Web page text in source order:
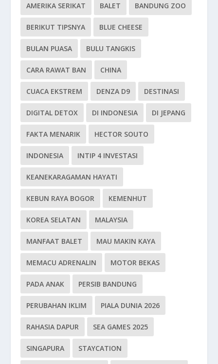
AMERIKA SERIKAT BALET BANDUNG ZOO
BERIKUT TIPSNYA BLUE CHEESE
BULAN PUASA BULU TANGKIS
CARA RAWAT BAN CHINA
CUACA EKSTREM DENZA D9 DESTINASI
DIGITAL DETOX DI INDONESIA DI JEPANG
FAKTA MENARIK HECTOR SOUTO
INDONESIA INTIP 4 INVESTASI
KEANEKARAGAMAN HAYATI
KEBUN RAYA BOGOR KEMENHUT
KOREA SELATAN MALAYSIA
MANFAAT BALET MAU MAKIN KAYA
MEMACU ADRENALIN MOTOR BEKAS
PADA ANAK PERSIB BANDUNG
PERUBAHAN IKLIM PIALA DUNIA 2026
RAHASIA DAPUR SEA GAMES 2025
SINGAPURA STAYCATION